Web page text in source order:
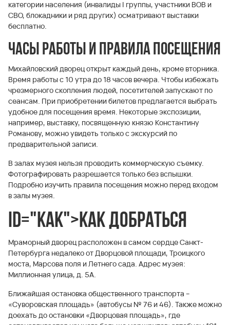
категории населения (инвалиды I группы, участники ВОВ и
СВО, блокадники и ряд других) осматривают выставки
бесплатно.
Часы работы и правила посещения
Михайловский дворец открыт каждый день, кроме вторника.
Время работы с 10 утра до 18 часов вечера. Чтобы избежать
чрезмерного скопления людей, посетителей запускают по
сеансам. При приобретении билетов предлагается выбрать
удобное для посещения время. Некоторые экспозиции,
например, выставку, посвященную князю Константину
Романову, можно увидеть только с экскурсий по
предварительной записи.
В залах музея нельзя проводить коммерческую съемку.
Фотографировать разрешается только без вспышки.
Подробно изучить правила посещения можно перед входом
в залы музея.
id="kak">Как добраться
Мраморный дворец расположен в самом сердце Санкт-
Петербурга недалеко от Дворцовой площади, Троицкого
моста, Марсова поля и Летнего сада. Адрес музея:
Миллионная улица, д. 5А.
Ближайшая остановка общественного транспорта –
«Суворовская площадь» (автобусы № 76 и 46). Также можно
доехать до остановки «Дворцовая площадь», где